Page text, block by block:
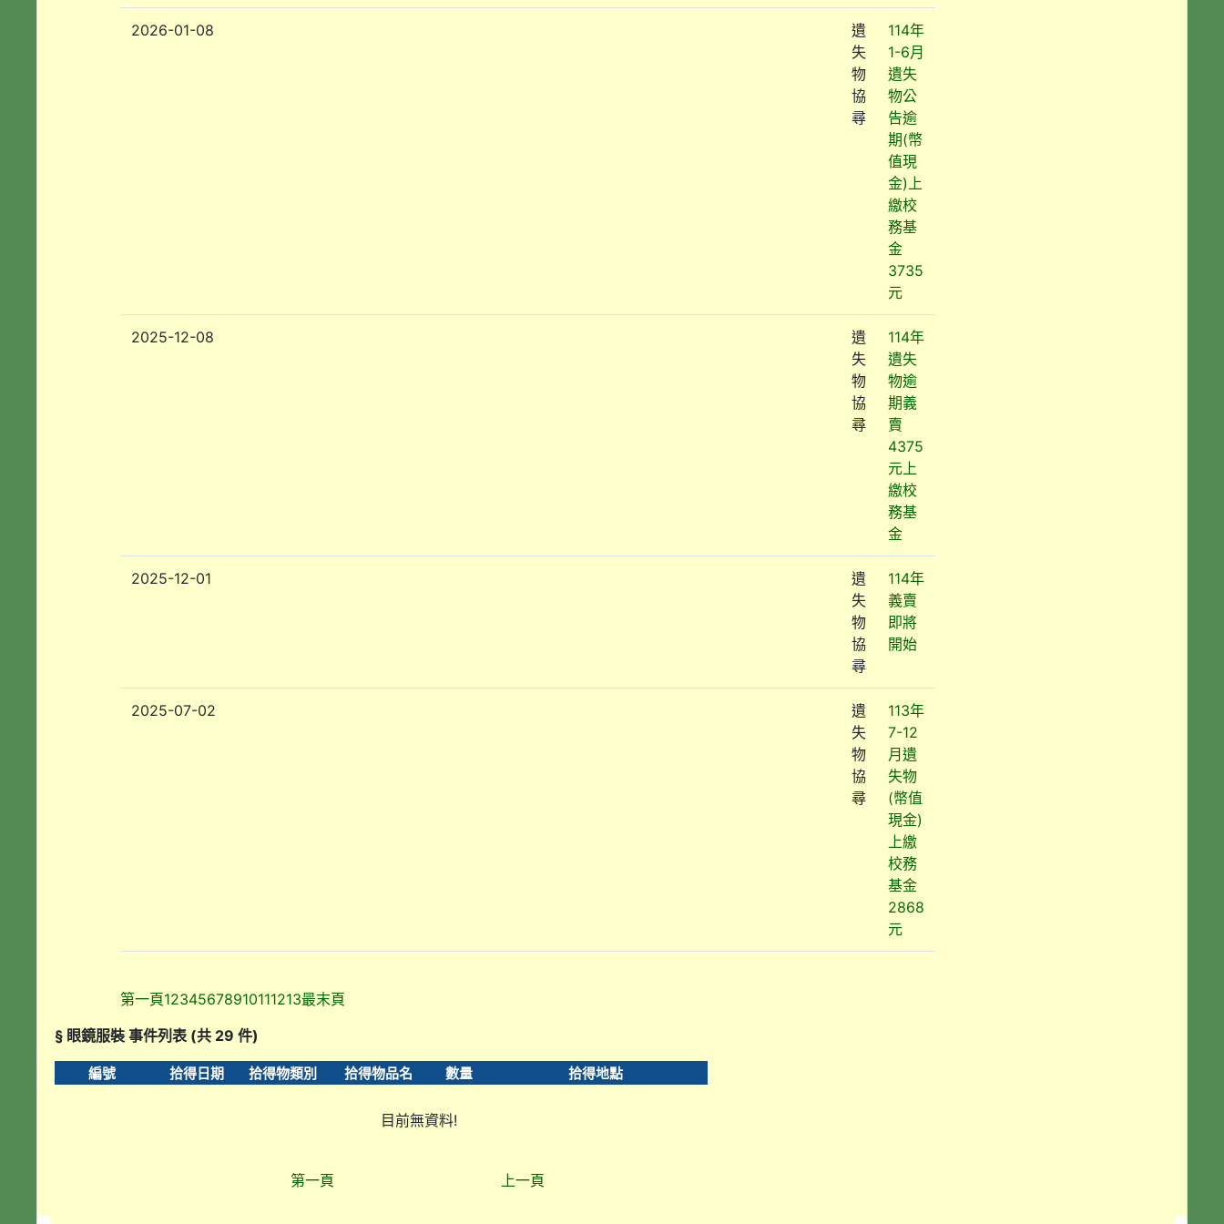
2026-01-08
遺
失
物
協
尋
114年
1-6月
遺失
物公
告逾
期(幣
值現
金)上
繳校
務基
金
3735
元
2025-12-08
遺
失
物
協
尋
114年
遺失
物逾
期義
賣
4375
元上
繳校
務基
金
2025-12-01
遺
失
物
協
尋
114年
義賣
即將
開始
2025-07-02
遺
失
物
協
尋
113年
7-12
月遺
失物
(幣值
現金)
上繳
校務
基金
2868
元
第一頁12345678910111213最末頁
§ 眼鏡服裝 事件列表 (共 29 件)
編號 拾得日期 拾得物類別 拾得物品名 數量 拾得地點
目前無資料!
第一頁 上一頁